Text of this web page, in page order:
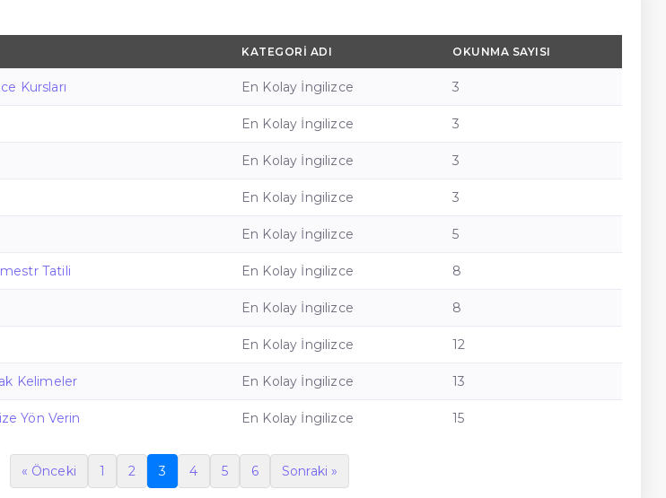
KATEGORI ADI OKUNMA SAYISI
Kursları En Kolay İngilizce 3
En Kolay İngilizce 3
En Kolay İngilizce 3
En Kolay İngilizce 3
En Kolay İngilizce 5
Tatili En Kolay İngilizce 8
En Kolay İngilizce 8
En Kolay İngilizce 12
Kelimeler En Kolay İngilizce 13
Yön Verin En Kolay İngilizce 15
« Önceki 1 2 3 4 5 6 Sonraki »